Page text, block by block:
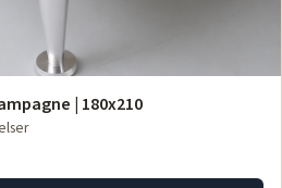
| 180x210